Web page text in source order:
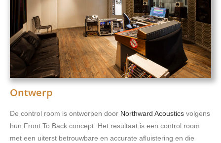
Ontwerp
De control room is ontworpen door Northward Acoustics volgens
hun Front To Back concept. Het resultaat is een control room
met een uiterst betrouwbare en accurate afluistering en die